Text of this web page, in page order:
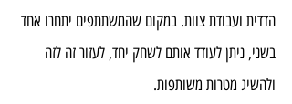
הדדית ועבודת צוות. במקום שהמשתתפים יתחרו אחד
בשני, ניתן לעודד אותם לשחק יחד, לעזור זה לזה
ולהשיג מטרות משותפות.